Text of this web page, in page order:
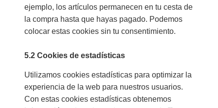
ejemplo, los artículos permanecen en tu cesta de
la compra hasta que hayas pagado. Podemos
colocar estas cookies sin tu consentimiento.
5.2 Cookies de estadísticas
Utilizamos cookies estadísticas para optimizar la
experiencia de la web para nuestros usuarios.
Con estas cookies estadísticas obtenemos